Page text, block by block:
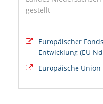
gestellt.
Europäischer
Entwicklung (EU
Europäische Union